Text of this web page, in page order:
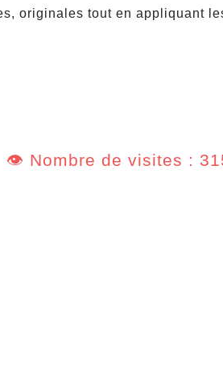
originales tout en appliquant
👁️ Nombre de visites :